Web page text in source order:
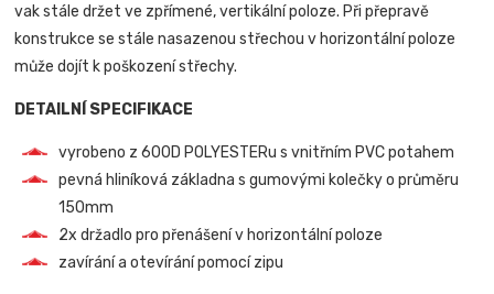
vak stále držet ve zpřímené, vertikální poloze. Při přepravě
konstrukce se stále nasazenou střechou v horizontální poloze
může dojít k poškození střechy.
DETAILNÍ SPECIFIKACE
vyrobeno z 600D POLYESTERu s vnitřním PVC potahem
pevná hliníková základna s gumovými kolečky o průměru
150mm
2x držadlo pro přenášení v horizontální poloze
zavírání a otevírání pomocí zipu